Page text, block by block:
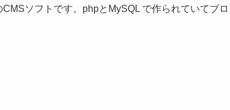
ソフトです。phpとMySQL で作られていてブロ